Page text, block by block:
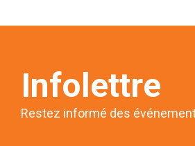
Infolettre
Restez informé des